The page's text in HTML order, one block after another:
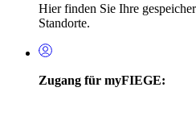
Hier finden Sie Ihre
Standorte.
Zugang für myFIEGE: